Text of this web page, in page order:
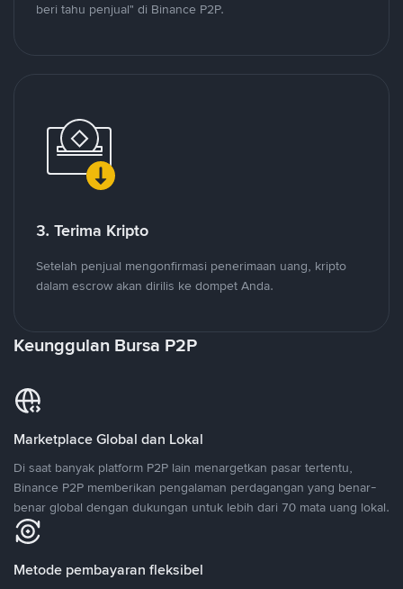
beri tahu penjual" di Binance P2P.
3. Terima Kripto
Setelah penjual mengonfirmasi penerimaan uang, kripto
dalam escrow akan dirilis ke dompet Anda.
Keunggulan Bursa P2P
Marketplace Global dan Lokal
Di saat banyak platform P2P lain menargetkan pasar tertentu,
Binance P2P memberikan pengalaman perdagangan yang benar-
benar global dengan dukungan untuk lebih dari 70 mata uang lokal.
Metode pembayaran fleksibel